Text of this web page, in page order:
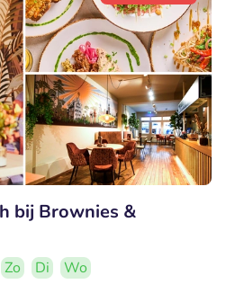
bij Brownies &
Zo Di
Wo